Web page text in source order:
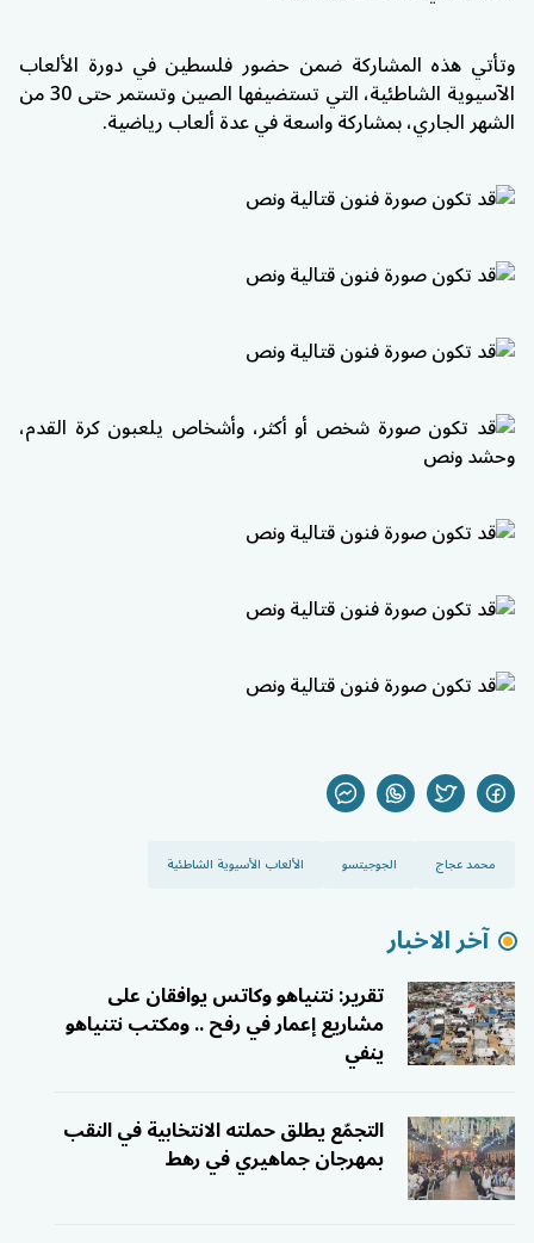
وتأتي هذه المشاركة ضمن حضور فلسطين في دورة الألعاب
الآسيوية الشاطئية، التي تستضيفها الصين وتستمر حتى 30 من
الشهر الجاري، بمشاركة واسعة في عدة ألعاب رياضية.
محمد عجاج الجوجيتسو الألعاب الأسيوية الشاطئية
آخر الاخبار
تقرير: نتنياهو وكاتس يوافقان على
مشاريع إعمار في رفح .. ومكتب نتنياهو
ينفي
التجمّع يطلق حملته الانتخابية في النقب
بمهرجان جماهيري في رهط